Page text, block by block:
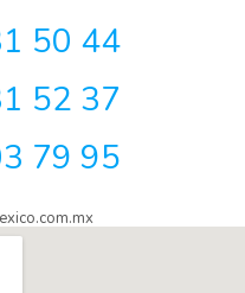
50 44
52 37
79 95